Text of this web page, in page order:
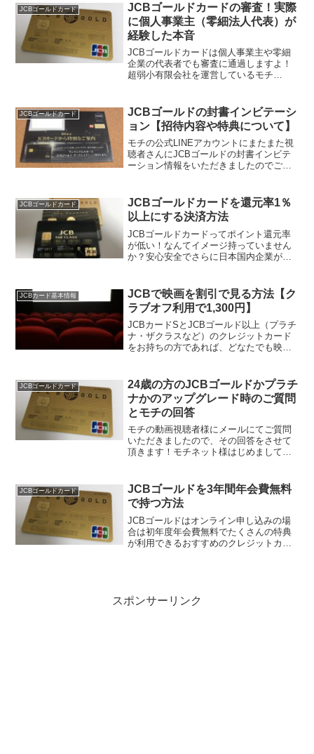
JCBゴールドカード
JCBゴールドカードの審査！実際
に個人事業主（零細法人代表）が
経験した本音
JCBゴールドカードは個人事業主や零細
企業の代表者でも審査に通過しますよ！
超弱小有限会社を運営しているモチ
もとに「JCBゴールカードって審査が厳
しんじゃない...
JCBゴールドカード
JCBゴールドの封書インビテーシ
ョン【招待内容や特典について】
モチの公式LINEアカウントにまたまた視
聴者さんにJCBゴールドの封書インビテ
ーション情報をいただきましたのでご紹
ョンのように見えますがJCBゴールドの
インビです封筒の...
JCBゴールドカード
JCBゴールドカードを還元率1％
以上にする決済方法
JCBゴールドカードってポイント還元率
が低い！なんてイメージ持っていません
か？安心安全でさらに日本国内企業が運
悪いカードではないのです。実際にモチ
（@mochinet...
JCBカード基本情報
JCBで映画を割引で見る方法【ク
ラブオフ利用で1,300円】
JCBカードSとJCBゴールド以上（プラチ
ナ・ザクラスなど）のクレジットカード
をお持ちの方であれば、どなたでも映画
ックしておいてください。モチはトップ
ガンマーベリックを...
JCBゴールドカード
24歳の方のJCBゴールドかプラチ
ナかのアップグレード時のご質問
とモチの回答
モチの動画視聴者様にメールにてご質問
いただきましたので、その回答をさせて
頂きます！モチネット様はじめまして。
について質問があり、メールさせていた
だきます。いきなり...
JCBゴールドカード
JCBゴールドを3年間年会費無料
で持つ方法
JCBゴールドはオンライン申し込みの場
合は初年度年会費無料でたくさんの特典
が利用できるおすすめのクレジットカー
スポンサーリンク